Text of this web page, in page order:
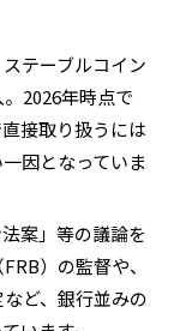
テーブルコイン
2026年時点で
接取り扱うには
因となっていま
案」等の議論を
）の監督や、
ど、銀行並みの